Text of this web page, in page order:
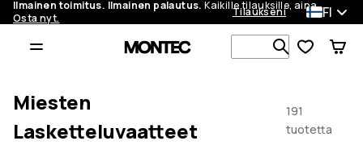
Ilmainen toimitus. Ilmainen palautus. Kaikille tilauksille, aina.
Osta nyt.
Tilaukseni FI
Etsi 1 000+
Suodata ja lajittele
Miesten
Lasketteluvaatteet
191
tuotetta